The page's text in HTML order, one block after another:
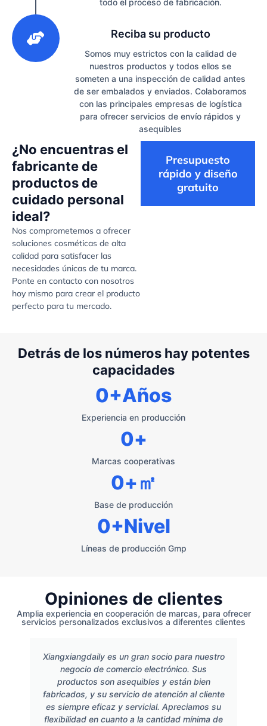
todo el proceso de fabricación.
Reciba su producto
Somos muy estrictos con la calidad de
nuestros productos y todos ellos se
someten a una inspección de calidad antes
de ser embalados y enviados. Colaboramos
con las principales empresas de logística
para ofrecer servicios de envío rápidos y
asequibles
¿No encuentras el
fabricante de
productos de
cuidado personal
ideal?
Nos comprometemos a ofrecer
soluciones cosméticas de alta
calidad para satisfacer las
necesidades únicas de tu marca.
Ponte en contacto con nosotros
hoy mismo para crear el producto
perfecto para tu mercado.
Presupuesto
rápido y diseño
gratuito
Detrás de los números hay potentes
capacidades
Experiencia en producción
0+Años
Marcas cooperativas
0+
Base de producción
0+㎡
Líneas de producción Gmp
0+Nivel
Opiniones de clientes
Amplia experiencia en cooperación de marcas, para ofrecer
servicios personalizados exclusivos a diferentes clientes
Xiangxiangdaily es un gran socio para nuestro
negocio de comercio electrónico. Sus
productos son asequibles y están bien
fabricados, y su servicio de atención al cliente
es siempre eficaz y servicial. Apreciamos su
flexibilidad en cuanto a la cantidad mínima de